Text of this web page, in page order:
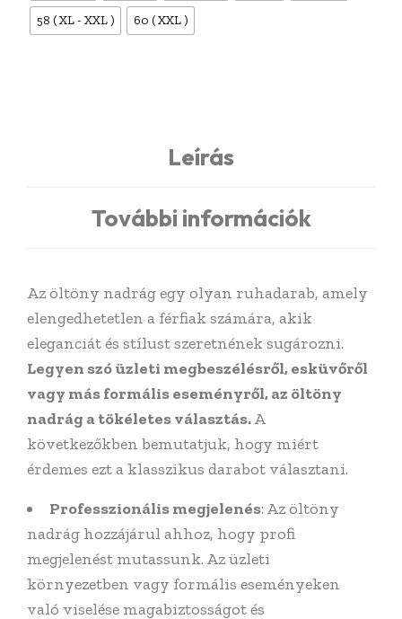
58 ( XL - XXL ) 60 ( XXL )
Leírás
További információk
Az öltöny nadrág egy olyan ruhadarab, amely
elengedhetetlen a férfiak számára, akik
eleganciát és stílust szeretnének sugározni.
Legyen szó üzleti megbeszélésről, esküvőről
vagy más formális eseményről, az öltöny
nadrág a tökéletes választás.A
következőkben bemutatjuk, hogy miért
érdemes ezt a klasszikus darabot választani.
Professzionális megjelenés: Az öltöny
nadrág hozzájárul ahhoz, hogy profi
megjelenést mutassunk. Az üzleti
környezetben vagy formális eseményeken
való viselése magabiztosságot és